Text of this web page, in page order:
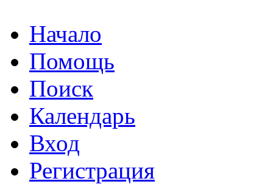
Начало
Помощь
Поиск
Календарь
Вход
Регистрация